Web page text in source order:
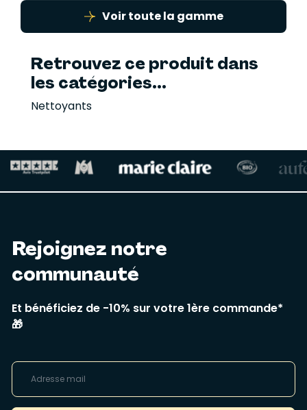
Voir toute la gamme
Retrouvez ce produit dans
les catégories...
Nettoyants
Rejoignez notre
communauté
Et bénéficiez de -10% sur votre 1ère commande*
🎁